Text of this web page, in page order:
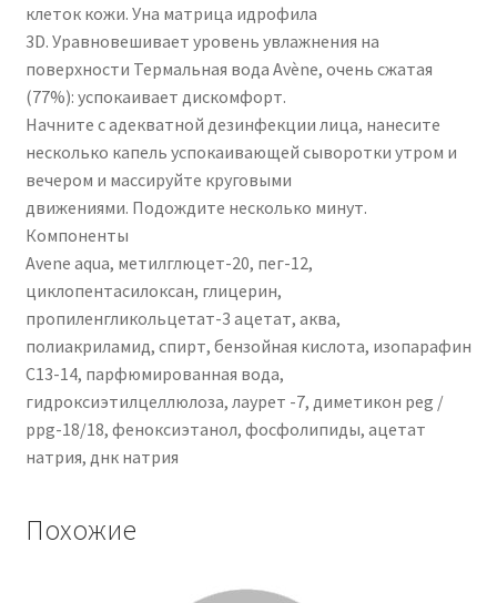
клеток кожи. Уна матрица идрофила
3D. Уравновешивает уровень увлажнения на
поверхности Термальная вода Avène, очень сжатая
(77%): успокаивает дискомфорт.
Начните с адекватной дезинфекции лица, нанесите
несколько капель успокаивающей сыворотки утром и
вечером и массируйте круговыми
движениями. Подождите несколько минут.
Компоненты
Avene aqua, метилглюцет-20, пег-12,
циклопентасилоксан, глицерин,
пропиленгликольцетат-3 ацетат, аква,
полиакриламид, спирт, бензойная кислота, изопарафин
C13-14, парфюмированная вода,
гидроксиэтилцеллюлоза, лаурет -7, диметикон peg /
ppg-18/18, феноксиэтанол, фосфолипиды, ацетат
натрия, днк натрия
Похожие